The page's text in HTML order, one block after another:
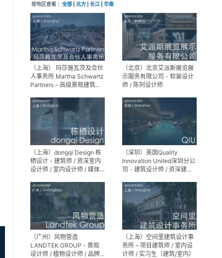
按地区查看 ： 全部 北方 长江 华南
（上海） 玛莎施瓦茨及合伙
人事务所 Martha Schwartz
Partners – 高级景观建筑师
Designer / 景观建筑师
Landscape Designer
（北京）北京艾派斯展览展
示服务有限公司 - 软装设计
师 / 陈列设计师
（上海）dongqi Design 栋
栖设计 - 建筑师 / 资深室内
设计师 / 室内设计师 / 媒体
生（常年招聘）
（深圳）英国Quality
Innovation United深圳分公
司 - 建筑设计师 / 资深建筑
实习生
（广州）风物营造
LANDTEK GROUP - 景观
设计师 / 植物设计师 / 品牌
（上海）空间里建筑设计事
务所 – 项目建筑师 / 室内设
计师 / 实习生（建筑/室内）